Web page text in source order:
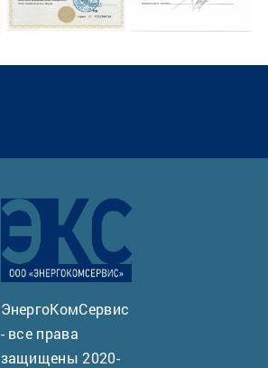
ЭнергоКомСервис
- все права
защищены 2020-